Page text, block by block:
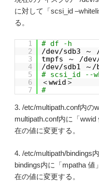
に対して「scsi_id
る。
1
# df -h
2
/dev/sdb3 ～
3
tmpfs ～ /dev/
4
/dev/sdb1 ～/
5
# scsi_id --
6
＜wwid＞
7
#
3. /etc/multipath.conf内の
multipath.conf内に「
在の値に変更する。
4. /etc/multipath/bindings
bindings内に「mpatha 値
在の値に変更する。